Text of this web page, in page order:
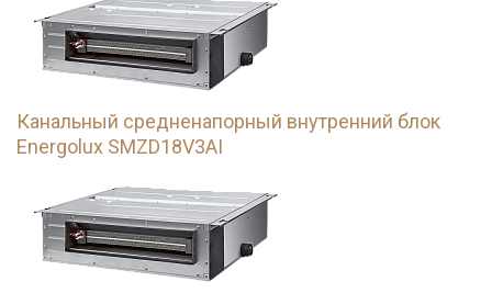
Канальный средненапорный внутренний блок
Energolux SMZD18V3AI